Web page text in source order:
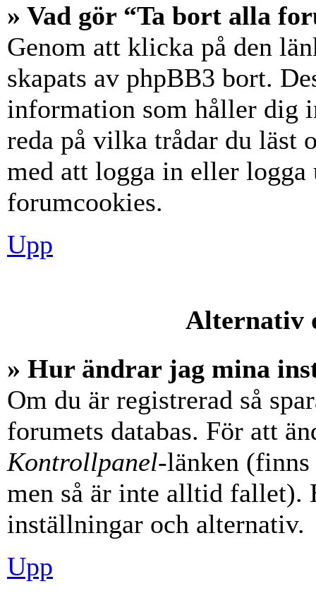
» Vad gör “Ta bort alla
Genom att klicka på den
skapats av phpBB3 bort.
information som håller dig
reda på vilka trådar du läst
med att logga in eller
forumcookies.
Upp
Alternativ
» Hur ändrar jag mina
Om du är registrerad så
forumets databas. För att
Kontrollpanel-länken
men så är inte alltid fallet).
inställningar och alternativ.
Upp